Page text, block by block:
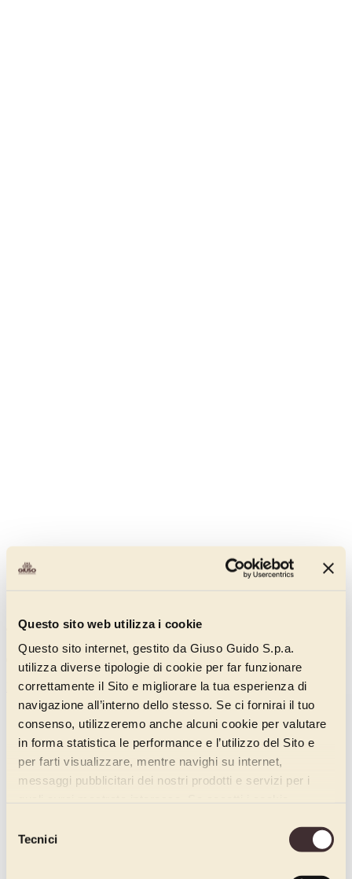
Questo sito web utilizza i cookie
Questo sito internet, gestito da Giuso Guido S.p.a.
utilizza diverse tipologie di cookie per far funzionare
correttamente il Sito e migliorare la tua esperienza di
navigazione all’interno dello stesso. Se ci fornirai il tuo
consenso, utilizzeremo anche alcuni cookie per valutare
in forma statistica le performance e l’utilizzo del Sito e
per farti visualizzare, mentre navighi su internet,
messaggi pubblicitari dei nostri prodotti e servizi per i
delTecnici
Clementine
050AO320
Discover more